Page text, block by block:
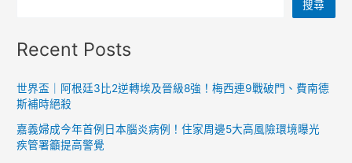
搜尋
Recent Posts
世界盃｜阿根廷3比2逆轉埃及晉級8強！梅西連9戰破門、費南德
斯補時絕殺
嘉義婦成今年首例日本腦炎病例！住家周邊5大高風險環境曝光
疾管署籲提高警覺